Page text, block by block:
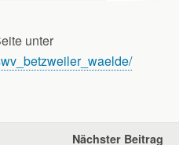
unter
Nächster Beitrag